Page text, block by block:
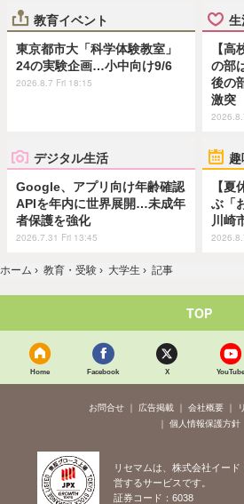
教育イベント
東京都市大「科学体験教室」
24の実験企画…小中向け9/6
2026.8.7 Fri 18:15
生
【
の部
後の
激突
デジタル生活
Google、アプリ向け年齢確認
APIを年内に世界展開…未成年
者保護を強化
2026.7.31 Fri 13:45
趣
【
ぶ「
川崎
ホーム › 教育・受験 › 大学生 › 記事
TOP
Home Facebook X YouTube
お問合せ 広告掲載 会社概要
個人情報保護方針
リセマムは、株式会社イー
営するサービスです。
証券コード：6038